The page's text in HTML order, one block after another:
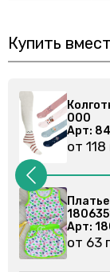
Купить
000
Арт:
от 118
Арт:
от 63